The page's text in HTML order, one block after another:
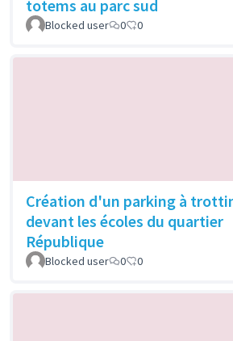
totems au parc sud
Blocked user 0 0
Création d'un parking à
devant les écoles du quartier
République
Blocked user 0 0